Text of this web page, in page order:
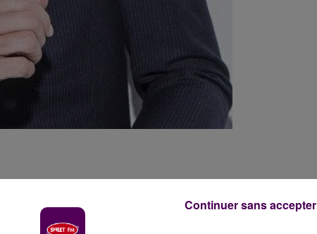
se produiront sur scène en marge
la révélation française de l'annéeContinuer sans accepter